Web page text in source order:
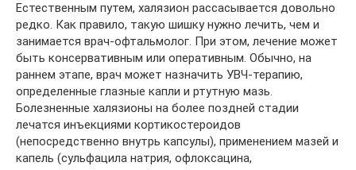
Естественным путем, халязион рассасывается довольно
редко. Как правило, такую шишку нужно лечить, чем и
занимается врач-офтальмолог. При этом, лечение может
быть консервативным или оперативным. Обычно, на
раннем этапе, врач может назначить УВЧ-терапию,
определенные глазные капли и ртутную мазь.
Болезненные халязионы на более поздней стадии
лечатся инъекциями кортикостероидов
(непосредственно внутрь капсулы), применением мазей и
капель (сульфацила натрия, офлоксацина,